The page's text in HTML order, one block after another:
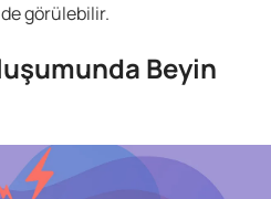
görülebilir.
Beyin